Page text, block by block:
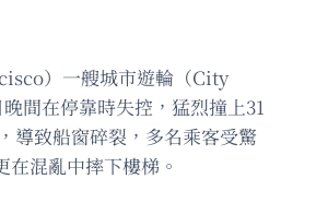
）一艘城市遊輪（City
間在停靠時失控，猛烈撞上31
導致船窗碎裂，多名乘客受驚
混亂中摔下樓梯。